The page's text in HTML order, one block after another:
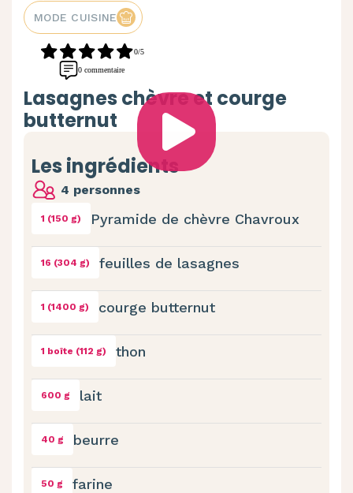
MODE CUISINE
0/5
0 commentaire
Lasagnes chèvre et courge
butternut
Les ingrédients
4 personnes
1 (150 g) Pyramide de chèvre Chavroux
16 (304 g) feuilles de lasagnes
1 (1400 g) courge butternut
1 boîte (112 g) thon
600 g lait
40 g beurre
50 g farine